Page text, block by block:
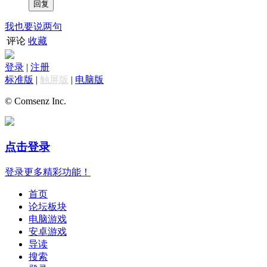
我也要说两句
评论 收藏
登录 | 注册
标准版 | 触屏版 | 电脑版
© Comsenz Inc.
点击登录
登录更多精彩功能！
首页
论坛板块
电脑游戏
安卓游戏
导读
搜索